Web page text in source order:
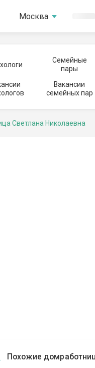
Москва
Семейные
пары
Вакансии
семейных пар
Светлана Николаевна
Похожие